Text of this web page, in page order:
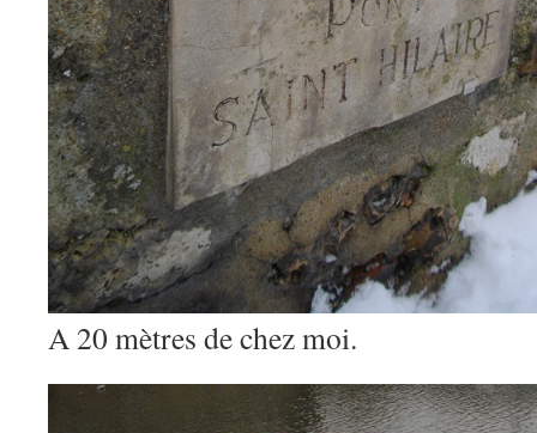
A 20 mètres de chez moi.